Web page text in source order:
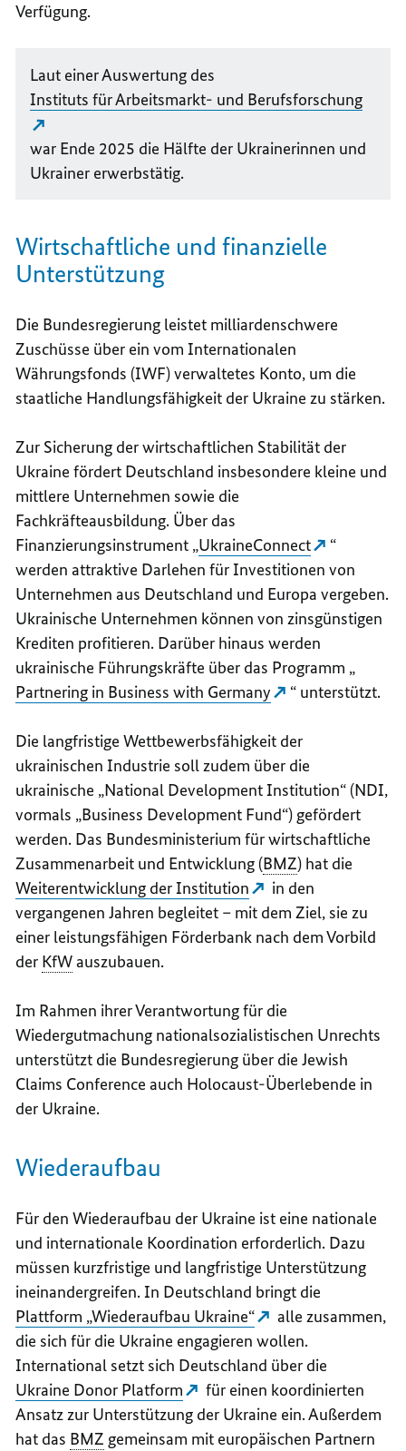
Verfügung.
Laut einer Auswertung des
Instituts für Arbeitsmarkt- und Berufsforschung
war Ende 2025 die Hälfte der Ukrainerinnen und
Ukrainer erwerbstätig.
Wirtschaftliche und finanzielle
Unterstützung
Die Bundesregierung leistet milliardenschwere
Zuschüsse über ein vom Internationalen
Währungsfonds (IWF) verwaltetes Konto, um die
staatliche Handlungsfähigkeit der Ukraine zu stärken.
Zur Sicherung der wirtschaftlichen Stabilität der
Ukraine fördert Deutschland insbesondere kleine und
mittlere Unternehmen sowie die
Fachkräfteausbildung. Über das
Finanzierungsinstrument „UkraineConnect
“
werden attraktive Darlehen für Investitionen von
Unternehmen aus Deutschland und Europa vergeben.
Ukrainische Unternehmen können von zinsgünstigen
Krediten profitieren. Darüber hinaus werden
ukrainische Führungskräfte über das Programm „
Partnering in Business with Germany
“ unterstützt.
Die langfristige Wettbewerbsfähigkeit der
ukrainischen Industrie soll zudem über die
ukrainische „National Development Institution“ (NDI,
vormals „Business Development Fund“) gefördert
werden. Das Bundesministerium für wirtschaftliche
Zusammenarbeit und Entwicklung (BMZ) hat die
Weiterentwicklung der Institution
in den
vergangenen Jahren begleitet – mit dem Ziel, sie zu
einer leistungsfähigen Förderbank nach dem Vorbild
der KfWauszubauen.
Im Rahmen ihrer Verantwortung für die
Wiedergutmachung nationalsozialistischen Unrechts
unterstützt die Bundesregierung über dieJewish
Claims Conference auch Holocaust-Überlebende in
der Ukraine.
Wiederaufbau
Für den Wiederaufbau der Ukraine ist eine nationale
und internationale Koordination erforderlich. Dazu
müssen kurzfristige und langfristige Unterstützung
ineinandergreifen. In Deutschland bringt die
Plattform „Wiederaufbau Ukraine“
alle zusammen,
die sich für die Ukraine engagieren wollen.
International setzt sich Deutschland über die
Ukraine Donor Platform
für einen koordinierten
Ansatz zur Unterstützung der Ukraine ein. Außerdem
hat das BMZ gemeinsam mit europäischen Partnern